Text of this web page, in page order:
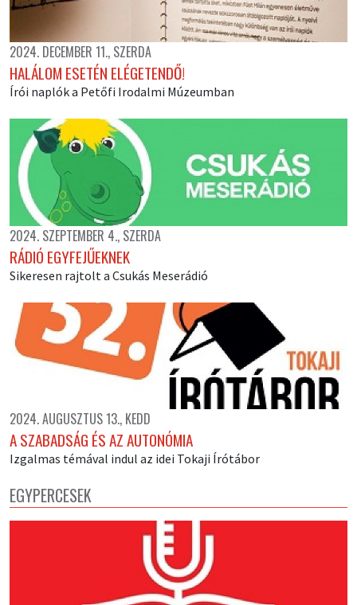
2024. DECEMBER 11., SZERDA
HALÁLOM ESETÉN ELÉGETENDŐ!
Írói naplók a Petőfi Irodalmi Múzeumban
2024. SZEPTEMBER 4., SZERDA
RÁDIÓ EGYFEJŰEKNEK
Sikeresen rajtolt a Csukás Meserádió
2024. AUGUSZTUS 13., KEDD
A SZABADSÁG ÉS AZ AUTONÓMIA
Izgalmas témával indul az idei Tokaji Írótábor
EGYPERCESEK